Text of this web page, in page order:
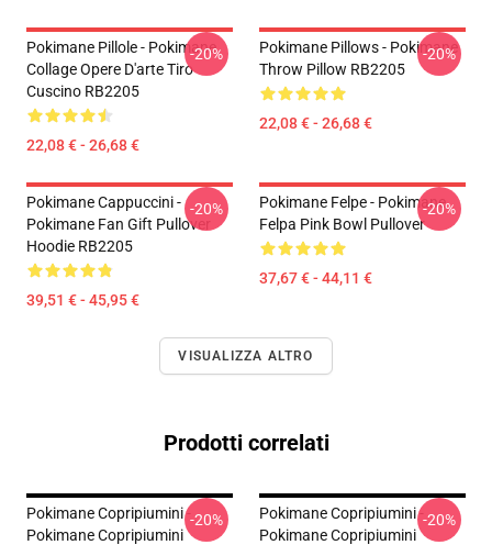
Pokimane Pillole - Pokimane
Collage Opere D'arte Tiro
Cuscino RB2205
22,08 € - 26,68 €
-20%
Pokimane Pillows - Pokimane
Throw Pillow RB2205
22,08 € - 26,68 €
-20%
Pokimane Cappuccini -
Pokimane Fan Gift Pullover
Hoodie RB2205
39,51 € - 45,95 €
-20%
Pokimane Felpe - Pokimane
Felpa Pink Bowl Pullover
37,67 € - 44,11 €
-20%
VISUALIZZA ALTRO
Prodotti correlati
Pokimane Copripiumini -
Pokimane Copripiumini
-20%
Pokimane Copripiumini -
Pokimane Copripiumini
-20%